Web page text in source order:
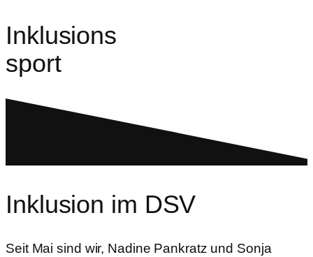
Inklusions
sport
Inklusion im DSV
Seit Mai sind wir, Nadine Pankratz und Sonja